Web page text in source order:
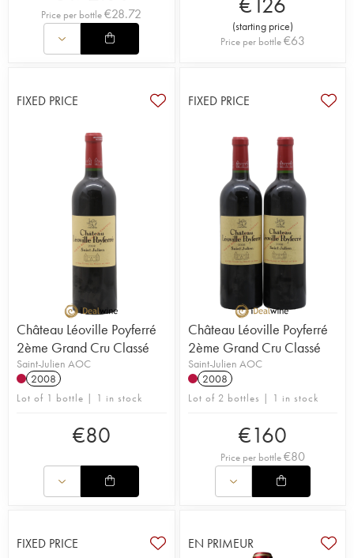
Price per bottle€28.72
(starting price)
Price per bottle€63
FIXED PRICE
Château Léoville Poyferré
2ème Grand Cru Classé
Saint-Julien AOC
2008
Lot of 1 bottle | 1 in stock
€80
FIXED PRICE
Château Léoville Poyferré
2ème Grand Cru Classé
Saint-Julien AOC
2008
Lot of 2 bottles | 1 in stock
€160
Price per bottle€80
FIXED PRICE EN PRIMEUR